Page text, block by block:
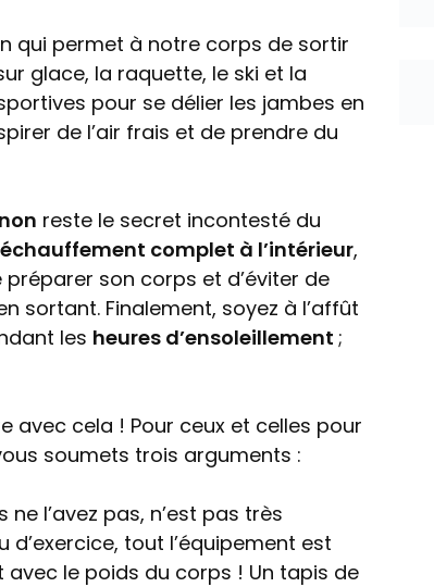
qui permet à notre corps de sortir
glace, la raquette, le ski et la
pour se délier les jambes en
de l’air frais et de prendre du
reste le secret incontesté du
échauffement complet à l’intérieur,
son corps et d’éviter de
sortant. Finalement, soyez à l’affût
les heures d’ensoleillement ;
avec cela ! Pour ceux et celles pour
soumets trois arguments :
ne l’avez pas, n’est pas très
tout l’équipement est
le poids du corps ! Un tapis de